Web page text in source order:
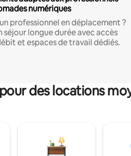
numériques
professionnel en déplacement ?
séjour longue durée avec accès
et espaces de travail dédiés.
des locations